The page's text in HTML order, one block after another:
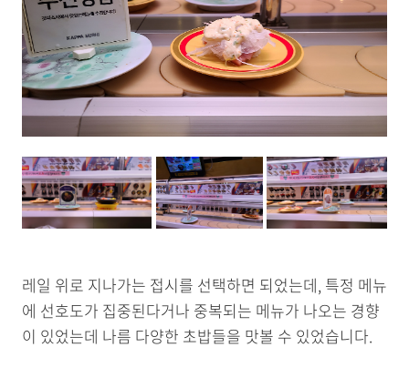
레일 위로 지나가는 접시를 선택하면 되었는데, 특정 메뉴
에 선호도가 집중된다거나 중복되는 메뉴가 나오는 경향
이 있었는데 나름 다양한 초밥들을 맛볼 수 있었습니다.